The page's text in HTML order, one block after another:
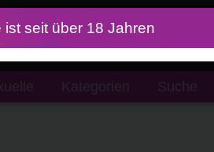
Kategorien Suche
seit über 18 Jahren